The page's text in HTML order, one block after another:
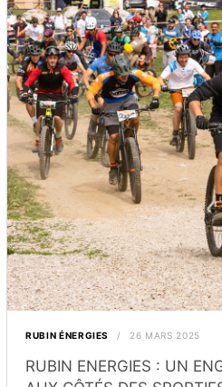
RUBIN ÉNERGIES 26 MARS 2025
RUBIN ENERGIES : UN